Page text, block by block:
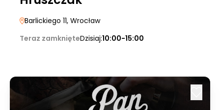
Barlickiego 11, Wrocław
Teraz zamknięteDzisiaj:10:00-15:00